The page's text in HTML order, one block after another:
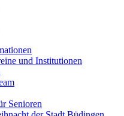
und Institutionen
Senioren